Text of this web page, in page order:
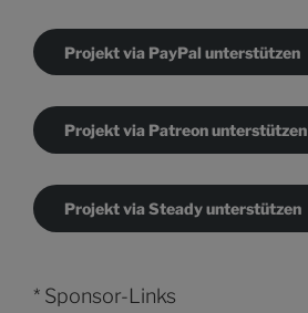
Projekt via PayPal unterstützen
Projekt via Patreon unterstützen
Projekt via Steady unterstützen
* Sponsor-Links